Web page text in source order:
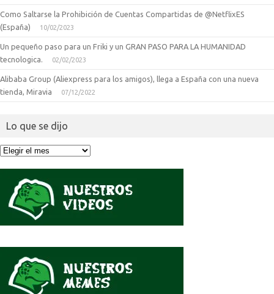
Como Saltarse la Prohibición de Cuentas Compartidas de @NetflixES
(España)
10/02/2023
Un pequeño paso para un Friki y un GRAN PASO PARA LA HUMANIDAD
tecnologica.
02/02/2023
Alibaba Group (Aliexpress para los amigos), llega a España con una nueva
tienda, Miravia
07/12/2022
Lo que se dijo
Lo